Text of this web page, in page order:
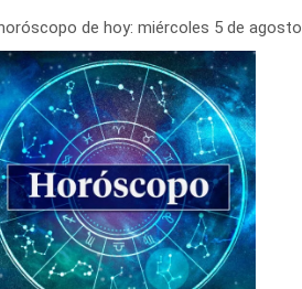
de hoy: miércoles 5 de agosto